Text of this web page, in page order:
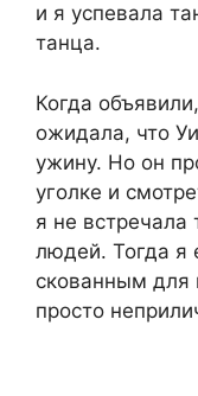
и я успевала
танца.
Когда
ожидала, что
ужину. Но он
уголке и
я не встречала
людей. Тогда я
скованным для
просто